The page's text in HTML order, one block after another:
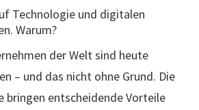
Technologie und digitalen
Warum?
der Welt sind heute
– und das nicht ohne Grund. Die
bringen entscheidende Vorteile